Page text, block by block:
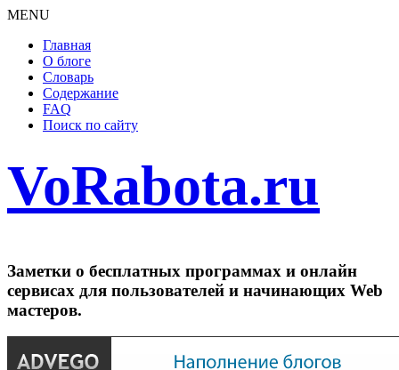
MENU
Главная
О блоге
Словарь
Содержание
FAQ
Поиск по сайту
VoRabota.ru
Заметки о бесплатных программах и онлайн
сервисах для пользователей и начинающих Web
мастеров.